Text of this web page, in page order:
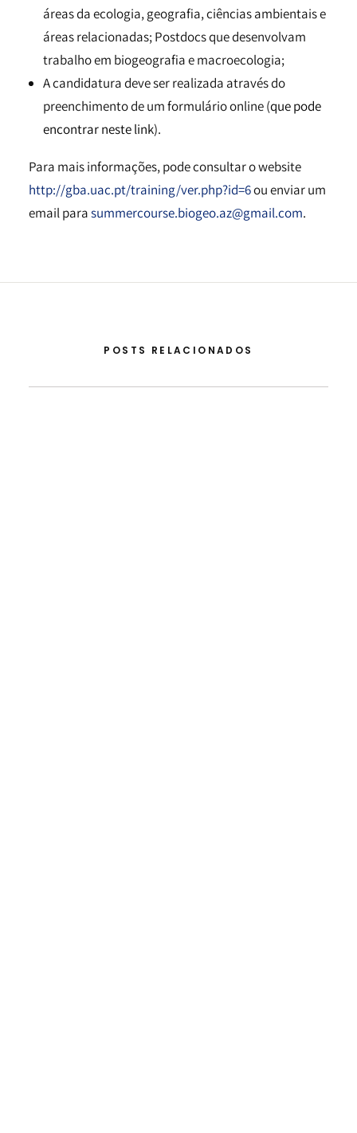
áreas da ecologia, geografia, ciências ambientais e
áreas relacionadas; Postdocs que desenvolvam
trabalho em biogeografia e macroecologia;
A candidatura deve ser realizada através do
preenchimento de um formulário online (que pode
encontrar neste link).
Para mais informações, pode consultar o website
http://gba.uac.pt/training/ver.php?id=6ou enviar um
email parasummercourse.biogeo.az@gmail.com.
POSTS RELACIONADOS